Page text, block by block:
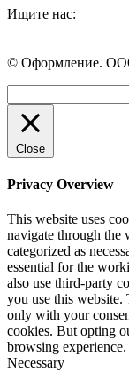
Ищите нас:
Вконтакте
открывается
в
новом
окне
WhatsApp
открывается
в
новом
окне
Telegram
открывается
в
новом
окне
© Оформление. ООО
Close
Privacy Overview
This website uses
navigate through the
categorized as
essential for the
also use third-party
you use this
only with your
cookies. But opting
browsing experience.
Necessary